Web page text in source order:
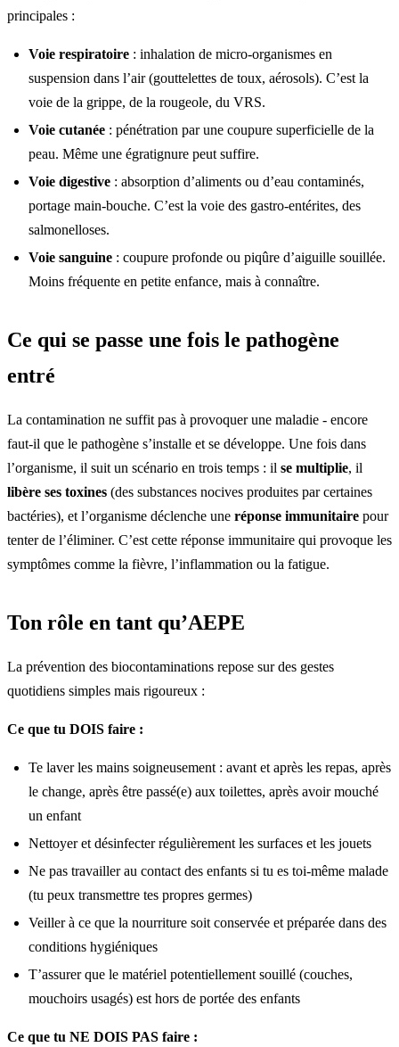
principales :
Voie respiratoire : inhalation de micro-organismes en
suspension dans l’air (gouttelettes de toux, aérosols). C’est la
voie de la grippe, de la rougeole, du VRS.
Voie cutanée : pénétration par une coupure superficielle de la
peau. Même une égratignure peut suffire.
Voie digestive : absorption d’aliments ou d’eau contaminés,
portage main-bouche. C’est la voie des gastro-entérites, des
salmonelloses.
Voie sanguine : coupure profonde ou piqûre d’aiguille souillée.
Moins fréquente en petite enfance, mais à connaître.
Ce qui se passe une fois le pathogène
entré
La contamination ne suffit pas à provoquer une maladie - encore
faut-il que le pathogène s’installe et se développe. Une fois dans
l’organisme, il suit un scénario en trois temps : il se multiplie, il
libère ses toxines (des substances nocives produites par certaines
bactéries), et l’organisme déclenche une réponse immunitaire pour
tenter de l’éliminer. C’est cette réponse immunitaire qui provoque les
symptômes comme la fièvre, l’inflammation ou la fatigue.
Ton rôle en tant qu’AEPE
La prévention des biocontaminations repose sur des gestes
quotidiens simples mais rigoureux :
Ce que tu DOIS faire :
Te laver les mains soigneusement : avant et après les repas, après
le change, après être passé(e) aux toilettes, après avoir mouché
un enfant
Nettoyer et désinfecter régulièrement les surfaces et les jouets
Ne pas travailler au contact des enfants si tu es toi-même malade
(tu peux transmettre tes propres germes)
Veiller à ce que la nourriture soit conservée et préparée dans des
conditions hygiéniques
T’assurer que le matériel potentiellement souillé (couches,
mouchoirs usagés) est hors de portée des enfants
Ce que tu NE DOIS PAS faire :